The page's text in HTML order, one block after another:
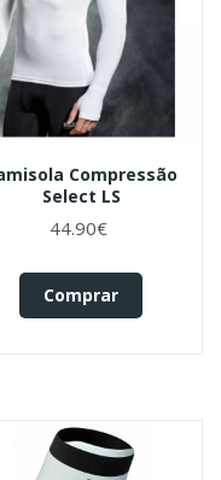
Compressão
Select LS
44.90€
Comprar